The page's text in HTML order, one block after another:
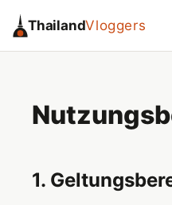
ThailandVloggers
1.